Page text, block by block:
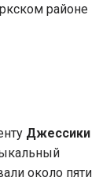
районе
Джессики
около пяти